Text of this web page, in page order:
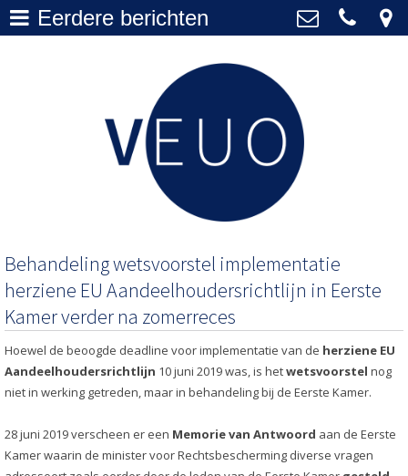
>
VEUO
+31 20 577 1010
secretariaat@veuo.nl
Eerdere berichten
Behandeling wetsvoorstel implementatie
herziene EU Aandeelhoudersrichtlijn in Eerste
Kamer verder na zomerreces
Hoewel de beoogde deadline voor implementatie van de herziene EU
Aandeelhoudersrichtlijn 10 juni 2019 was, is hetwetsvoorstel nog
niet in werking getreden, maar in behandeling bij de Eerste Kamer.
28 juni 2019 verscheen er een Memorie van Antwoord aan de Eerste
Kamer waarin de minister voor Rechtsbescherming diverse vragen